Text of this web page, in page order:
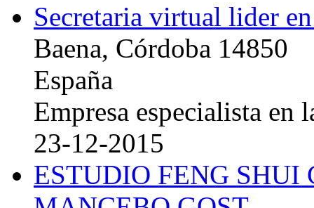
Secretaria virtual lider
Baena, Córdoba 14850
España
Empresa especialista en
23-12-2015
ESTUDIO FENG